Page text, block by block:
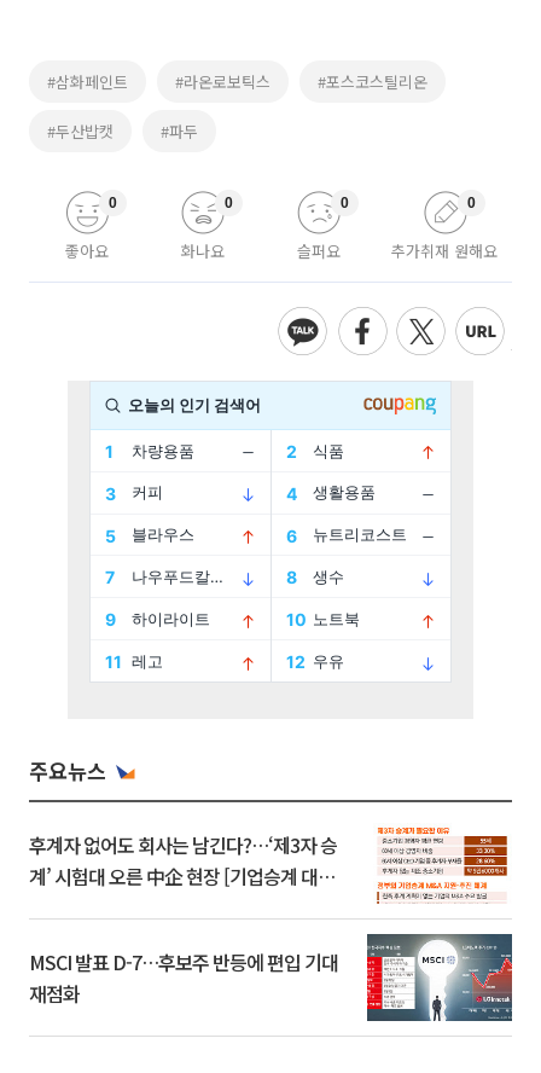
#삼화페인트 #라온로보틱스 #포스코스틸리온
#두산밥캣 #파두
좋아요
0
화나요
0
슬퍼요
0
추가취재 원해요
0
주요뉴스
후계자 없어도 회사는 남긴다?…‘제3자 승
계’ 시험대 오른 中企 현장 [기업승계 대전
MSCI 발표 D-7…후보주 반등에 편입 기대
재점화